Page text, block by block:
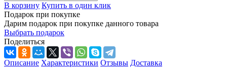
В корзину Купить в один клик
Подарок при покупке
Дарим подарок при покупке данного товара
Выбрать подарок
Поделиться
Описание Характеристики Отзывы Доставка